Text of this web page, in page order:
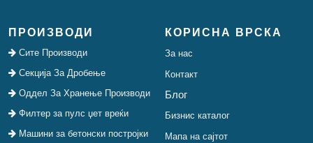
ПРОИЗВОДИ
Сите Производи
Секција За Дробење
Оддел За Хранење Производи
Филтер за пулс џет вреќи
Машини за бетонски постројки
КОРИСНА ВРСКА
За нас
Контакт
Блог
Бизнис каталог
Мапа на сајтот